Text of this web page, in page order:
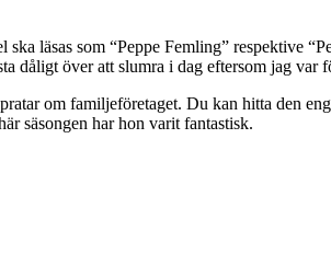
läsas som “Peppe Femling” respektive
dåligt över att slumra i dag eftersom jag var
om familjeföretaget. Du kan hitta den
säsongen har hon varit fantastisk.